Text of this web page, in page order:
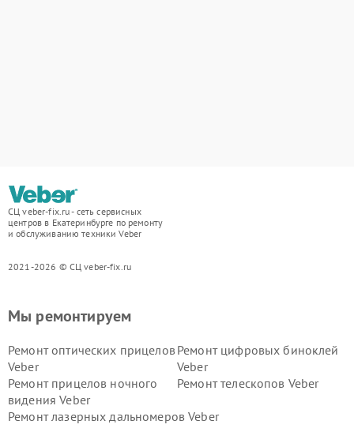
СЦ veber-fix.ru - сеть сервисных
центров в Екатеринбурге по ремонту
и обслуживанию техники Veber
2021-2026 © СЦ veber-fix.ru
Мы ремонтируем
Ремонт оптических прицелов
Veber
Ремонт цифровых биноклей
Veber
Ремонт прицелов ночного
видения Veber
Ремонт телескопов Veber
Ремонт лазерных дальномеров Veber